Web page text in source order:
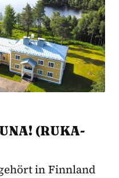
(RUKA-
in Finnland